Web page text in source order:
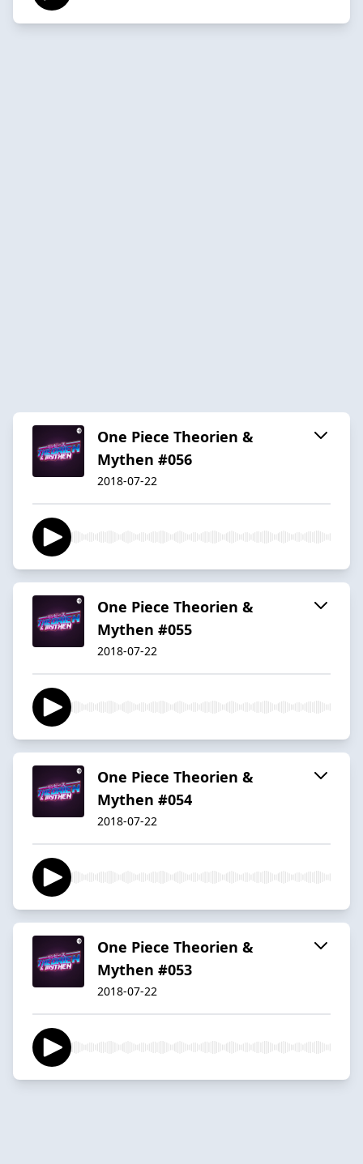
One Piece Theorien &
Mythen #056
2018-07-22
One Piece Theorien &
Mythen #055
2018-07-22
One Piece Theorien &
Mythen #054
2018-07-22
One Piece Theorien &
Mythen #053
2018-07-22